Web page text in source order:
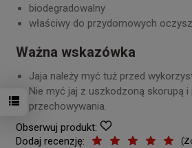
biodegradowalny
właściwy do przydomowych
Ważna wskazówka
Jaja należy myć tuż przed
Nie myć jaj z uszkodzoną skorupą
przechowywania.
Obserwuj produkt:
Dodaj recenzję:
(